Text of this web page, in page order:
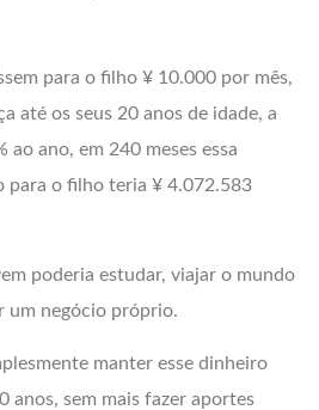
para o filho ¥ 10.000 por mês,
até os seus 20 anos de idade, a
ano, em 240 meses essa
para o filho teria ¥ 4.072.583
poderia estudar, viajar o mundo
um negócio próprio.
manter esse dinheiro
anos, sem mais fazer aportes